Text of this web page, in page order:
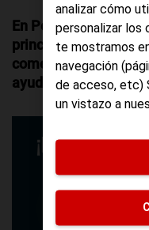
En Pepephone ya
principios es no
comerciales, pero
ayudarte a que el
analizar cómo
personalizar los
te mostramos
navegación
de acceso, etc)
un vistazo a